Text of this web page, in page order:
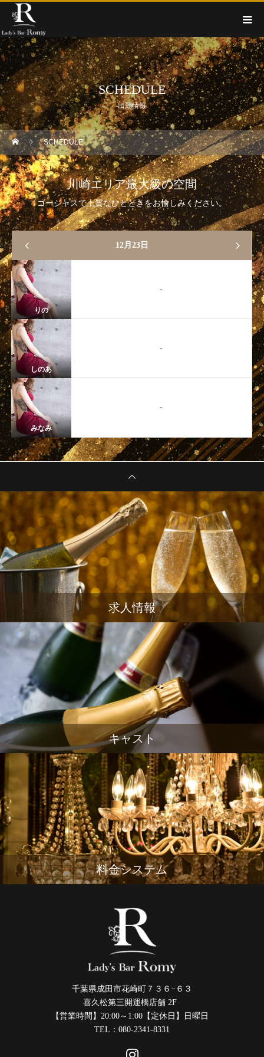
SCHEDULE
出勤情報
SCHEDULE
川崎エリア最大級の空間
ゴージャスで上質なひとときをお愉しみください。
12月23日
りの
-
しのあ
-
みなみ
-
求人情報
キャスト
料金システム
千葉県成田市花崎町７３６−６３
喜久松第三開運橋店舗 2F
【営業時間】20:00～1:00【定休日】日曜日
TEL：080-2341-8331